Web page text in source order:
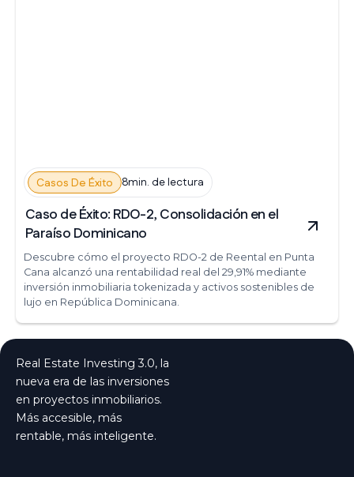
Casos De Éxito 8min. de lectura
Caso de Éxito: RDO-2, Consolidación en el
Paraíso Dominicano
Descubre cómo el proyecto RDO-2 de Reental en Punta
Cana alcanzó una rentabilidad real del 29,91% mediante
inversión inmobiliaria tokenizada y activos sostenibles de
lujo en República Dominicana.
Real Estate Investing 3.0, la
nueva era de las inversiones
en proyectos inmobiliarios.
Más accesible, más
rentable, más inteligente.